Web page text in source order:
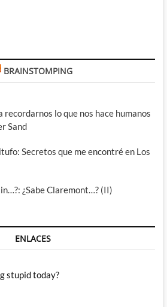
BRAINSTOMPING
recordarnos lo que nos hace humanos
Sand
Secretos que me encontré en Los
¿Sabe Claremont…? (II)
ENLACES
stupid today?